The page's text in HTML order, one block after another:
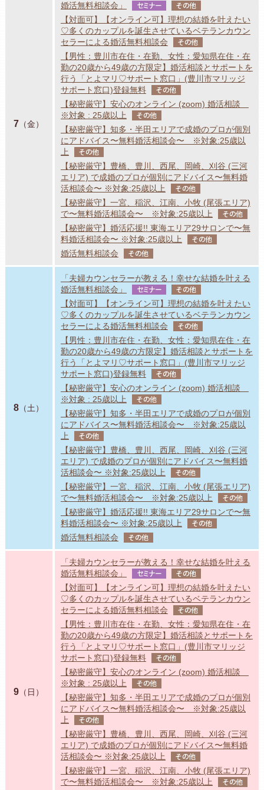
7 （金）
婚活無料相談会」 セミナー その他
【対面可】【オンライン可】理想の結婚を叶えたい
♡多くのカップルを誕生させているベテランカウン
セラーによる婚活無料相談会
その他
【男性：豊川市在住・在勤、女性：愛知県在住・在
勤の20歳から49歳の方限定】婚活相談とサポートを
行う「とよマリ♡サポート窓口」(豊川市マリッジ
サポート窓口)登録無料
その他
【秘密厳守】安心のオンライン (zoom) 婚活相談
※対象 : 25歳以上
その他
【秘密厳守】知多・半田エリアで成婚のプロが個別
にアドバイス〜無料婚活相談会〜 ※対象:25歳以
上
その他
【秘密厳守】豊橋、豊川、西尾、岡崎、刈谷 (三河
エリア) で成婚のプロが個別にアドバイス〜無料婚
活相談会〜 ※対象:25歳以上
その他
【秘密厳守】一宮、稲沢、江南、小牧 (尾張エリア)
で〜無料婚活相談会〜 ※対象:25歳以上
その他
【秘密厳守】婚活応援!! 東海エリア29サロンで〜無
料婚活相談会〜 ※対象:25歳以上
その他
婚活無料相談会 その他
8 （土）
「夫婦カウンセラーが教える！幸せな結婚を叶える
婚活無料相談会」
セミナー その他
【対面可】【オンライン可】理想の結婚を叶えたい
♡多くのカップルを誕生させているベテランカウン
セラーによる婚活無料相談会
その他
【男性：豊川市在住・在勤、女性：愛知県在住・在
勤の20歳から49歳の方限定】婚活相談とサポートを
行う「とよマリ♡サポート窓口」(豊川市マリッジ
サポート窓口)登録無料
その他
【秘密厳守】安心のオンライン (zoom) 婚活相談
※対象 : 25歳以上
その他
【秘密厳守】知多・半田エリアで成婚のプロが個別
にアドバイス〜無料婚活相談会〜 ※対象:25歳以
上
その他
【秘密厳守】豊橋、豊川、西尾、岡崎、刈谷 (三河
エリア) で成婚のプロが個別にアドバイス〜無料婚
活相談会〜 ※対象:25歳以上
その他
【秘密厳守】一宮、稲沢、江南、小牧 (尾張エリア)
で〜無料婚活相談会〜 ※対象:25歳以上
その他
【秘密厳守】婚活応援!! 東海エリア29サロンで〜無
料婚活相談会〜 ※対象:25歳以上
その他
婚活無料相談会 その他
9 （日）
「夫婦カウンセラーが教える！幸せな結婚を叶える
婚活無料相談会」
セミナー その他
【対面可】【オンライン可】理想の結婚を叶えたい
♡多くのカップルを誕生させているベテランカウン
セラーによる婚活無料相談会
その他
【男性：豊川市在住・在勤、女性：愛知県在住・在
勤の20歳から49歳の方限定】婚活相談とサポートを
行う「とよマリ♡サポート窓口」(豊川市マリッジ
サポート窓口)登録無料
その他
【秘密厳守】安心のオンライン (zoom) 婚活相談
※対象 : 25歳以上
その他
【秘密厳守】知多・半田エリアで成婚のプロが個別
にアドバイス〜無料婚活相談会〜 ※対象:25歳以
上
その他
【秘密厳守】豊橋、豊川、西尾、岡崎、刈谷 (三河
エリア) で成婚のプロが個別にアドバイス〜無料婚
活相談会〜 ※対象:25歳以上
その他
【秘密厳守】一宮、稲沢、江南、小牧 (尾張エリア)
で〜無料婚活相談会〜 ※対象:25歳以上
その他